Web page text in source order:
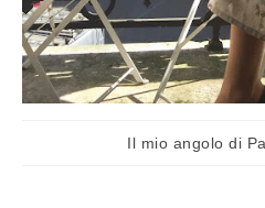
Il mio angolo di